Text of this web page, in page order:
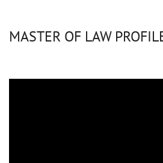
MASTER OF LAW